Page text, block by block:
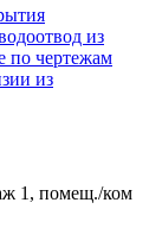
из
по чертежам
из
1, помещ./ком